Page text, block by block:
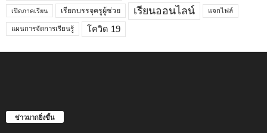
เปิดภาคเรียน เรียกบรรจุครูผู้ช่วย เรียนออนไลน์ แจกไฟล์
แผนการจัดการเรียนรู้ โควิด 19
ข่าวมากยิ่งขึ้น